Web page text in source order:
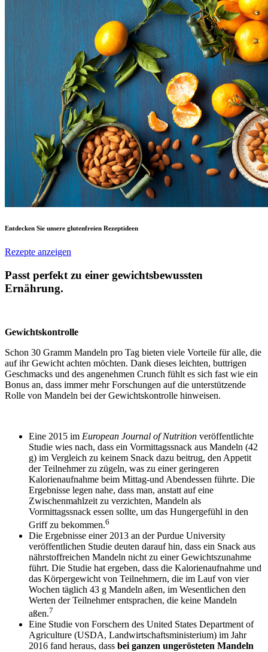
Entdecken Sie unsere glutenfreien Rezeptideen
Rezepte anzeigen
Passt perfekt zu einer gewichtsbewussten
Ernährung.
Gewichtskontrolle
Schon 30 Gramm Mandeln pro Tag bieten viele Vorteile für alle, die
auf ihr Gewicht achten möchten. Dank dieses leichten, buttrigen
Geschmacks und des angenehmen Crunch fühlt es sich fast wie ein
Bonus an, dass immer mehr Forschungen auf die unterstützende
Rolle von Mandeln bei der Gewichtskontrolle hinweisen.
Eine 2015 im European Journal of Nutrition veröffentlichte
Studie wies nach, dass ein Vormittagssnack aus Mandeln (42
g) im Vergleich zu keinem Snack dazu beitrug, den Appetit
der Teilnehmer zu zügeln, was zu einer geringeren
Kalorienaufnahme beim Mittag-und Abendessen führte. Die
Ergebnisse legen nahe, dass man, anstatt auf eine
Zwischenmahlzeit zu verzichten, Mandeln als
Vormittagssnack essen sollte, um das Hungergefühl in den
Griff zu bekommen.6
Die Ergebnisse einer 2013 an der Purdue University
veröffentlichen Studie deuten darauf hin, dass ein Snack aus
nährstoffreichen Mandeln nicht zu einer Gewichtszunahme
führt. Die Studie hat ergeben, dass die Kalorienaufnahme und
das Körpergewicht von Teilnehmern, die im Lauf von vier
Wochen täglich 43 g Mandeln aßen, im Wesentlichen den
Werten der Teilnehmer entsprachen, die keine Mandeln
aßen.7
Eine Studie von Forschern des United States Department of
Agriculture (USDA, Landwirtschaftsministerium) im Jahr
2016 fand heraus, dass bei ganzen ungerösteten Mandeln